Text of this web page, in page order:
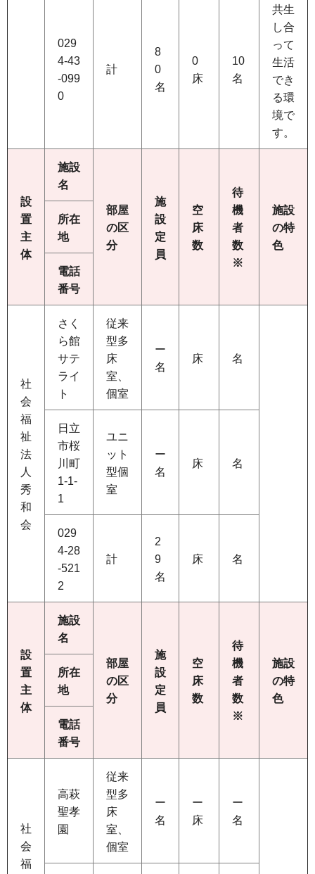
共生
し合
って
生活
でき
る環
境で
す。
029
4-43
-099
0
計
8
0
名
0
床
10
名
設
置
主
体
施設
名
部屋
の区
分
施
設
定
員
空
床
数
待
機
者
数
※
施設
の特
色
所在
地
電話
番号
社
会
福
祉
法
人
秀
和
会
さく
ら館
サテ
ライ
ト
従来
型多
床
室、
個室
ー
名
床 名
日立
市桜
川町
1-1-
1
ユニ
ット
型個
室
ー
名
床 名
029
4-28
-521
2
計
2
9
名
床 名
設
置
主
体
施設
名
部屋
の区
分
施
設
定
員
空
床
数
待
機
者
数
※
施設
の特
色
所在
地
電話
番号
社
会
福
高萩
聖孝
園
従来
型多
床
室、
個室
ー
名
ー
床
ー
名